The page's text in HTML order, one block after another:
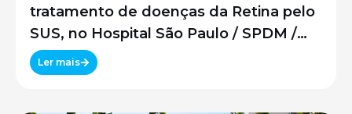
tratamento de doenças da Retina pelo
SUS, no Hospital São Paulo / SPDM /
UNIFESP
Ler mais